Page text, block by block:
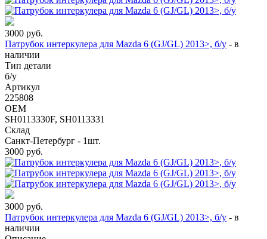
3000 руб.
Патрубок интеркулера для Mazda 6 (GJ/GL) 2013>, б/у - в
наличии
Тип детали
б/у
Артикул
225808
OEM
SH0113330F, SH0113331
Склад
Санкт-Петербург - 1шт.
3000 руб.
3000 руб.
Патрубок интеркулера для Mazda 6 (GJ/GL) 2013>, б/у - в
наличии